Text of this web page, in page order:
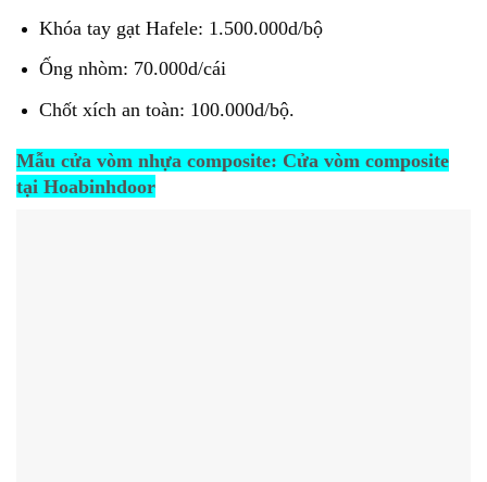
Khóa tay gạt Hafele: 1.500.000d/bộ
Ống nhòm: 70.000d/cái
Chốt xích an toàn: 100.000d/bộ.
Mẫu cửa vòm nhựa composite: Cửa vòm composite
tại Hoabinhdoor